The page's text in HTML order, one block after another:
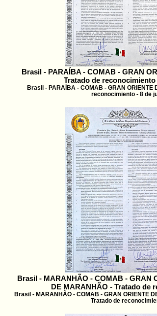
Brasil - PARAÍBA - COMAB - GRAN
Tratado de reconocimiento
Brasil - PARAÍBA - COMAB - GRAN ORIENTE
reconocimiento - 8 de
Brasil - MARANHÃO - COMAB - GRAN
DE MARANHÃO - Tratado de
Brasil - MARANHÃO - COMAB - GRAN ORIENTE
Tratado de